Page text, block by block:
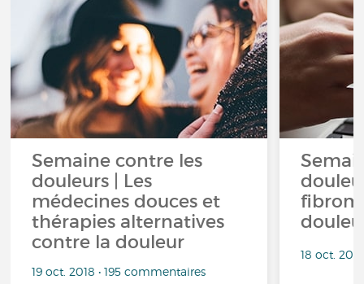
Semaine contre les
douleurs | Les
médecines douces et
thérapies alternatives
contre la douleur
19 oct. 2018 • 195 commentaires
18 oct.